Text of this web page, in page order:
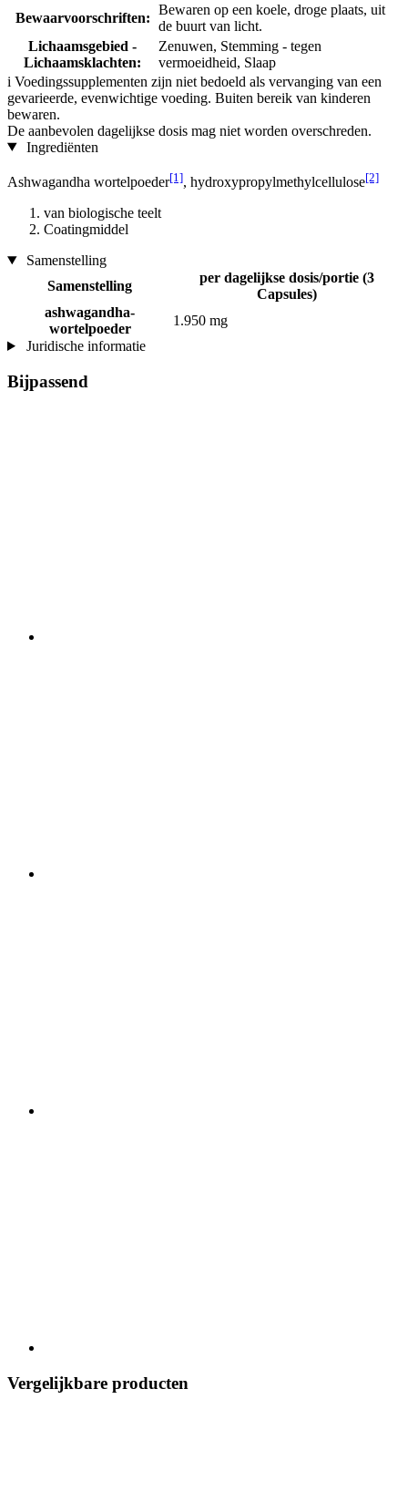
Bewaarvoorschriften:
Bewaren op een koele, droge plaats, uit
de buurt van licht.
Lichaamsgebied -
Lichaamsklachten:
Zenuwen, Stemming - tegen
vermoeidheid, Slaap
i Voedingssupplementen zijn niet bedoeld als vervanging van een
gevarieerde, evenwichtige voeding. Buiten bereik van kinderen
bewaren.
De aanbevolen dagelijkse dosis mag niet worden overschreden.
Ingrediënten
Ashwagandha wortelpoeder[1], hydroxypropylmethylcellulose[2]
van biologische teelt
Coatingmiddel
Samenstelling
Samenstelling
per dagelijkse dosis/portie (3
Capsules)
ashwagandha-
wortelpoeder
1.950 mg
Juridische informatie
Bijpassend
Vergelijkbare producten